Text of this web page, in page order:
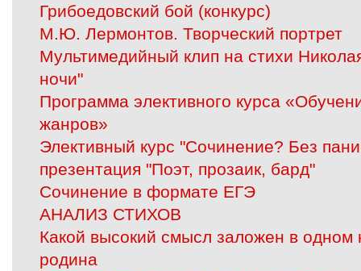
Грибоедовский бой (конкурс)
М.Ю. Лермонтов. Творческий портрет
Мультимедийный клип на стихи
ночи"
Программа элективного курса
жанров»
Элективный курс "Сочинение? Без
презентация "Поэт, прозаик, бард"
Сочинение в формате ЕГЭ
АНАЛИЗ СТИХОВ
Какой высокий смысл заложен в одном
родина